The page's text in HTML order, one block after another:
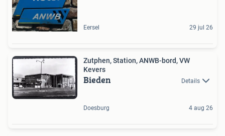
Eersel 29 jul 26
Zutphen, Station, ANWB-bord, VW
Kevers
Bieden Details
Doesburg 4 aug 26